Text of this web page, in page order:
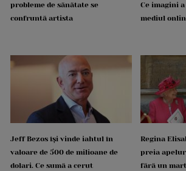
probleme de sănătate se
confruntă artista
Ce imagini
mediul
Jeff Bezos își vinde iahtul în
valoare de 500 de milioane de
dolari. Ce sumă a cerut
Regina
preia
fără un